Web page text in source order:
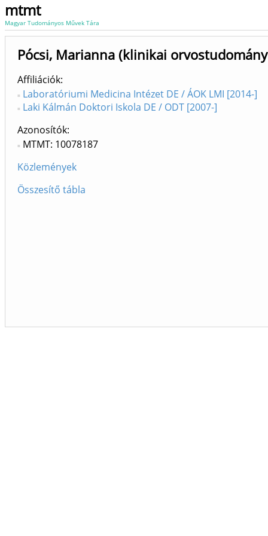
mtmt
Magyar Tudományos Művek Tára
Pócsi, Marianna (klinikai
Affiliációk
Laboratóriumi Medicina Intézet DE / ÁOK LMI [2014-]
Laki Kálmán Doktori Iskola DE / ODT [2007-]
Azonosítók
MTMT: 10078187
Közlemények
Összesítő tábla